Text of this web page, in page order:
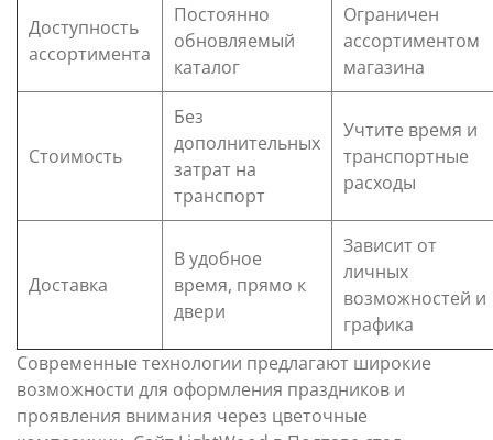
Доступность
ассортимента
Постоянно
обновляемый
каталог
Ограничен
ассортиментом
магазина
Стоимость
Без
дополнительных
затрат на
транспорт
Учтите время и
транспортные
расходы
Доставка
В удобное
время, прямо к
двери
Зависит от
личных
возможностей и
графика
Современные технологии предлагают широкие
возможности для оформления праздников и
проявления внимания через цветочные